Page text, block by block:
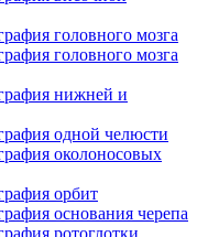
головного мозга
головного мозга
нижней и
одной челюсти
околоносовых
орбит
основания черепа
ротоглотки